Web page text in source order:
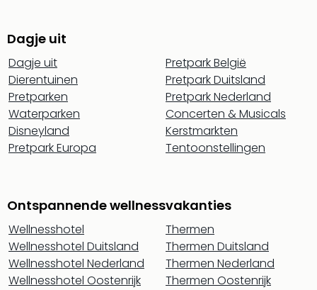
Dagje uit
Dagje uit
Dierentuinen
Pretparken
Waterparken
Disneyland
Pretpark Europa
Pretpark België
Pretpark Duitsland
Pretpark Nederland
Concerten & Musicals
Kerstmarkten
Tentoonstellingen
Ontspannende wellnessvakanties
Wellnesshotel
Wellnesshotel Duitsland
Wellnesshotel Nederland
Wellnesshotel Oostenrijk
Thermen
Thermen Duitsland
Thermen Nederland
Thermen Oostenrijk